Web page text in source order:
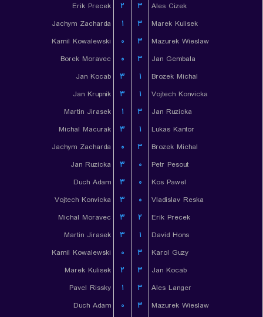
Erik Precek
۲ ۳
Ales Cizek
Jachym Zacharda
۱ ۳
Marek Kulisek
Kamil Kowalewski
۰ ۳
Mazurek Wieslaw
Borek Moravec
۰ ۳
Jan Gembala
Jan Kocab
۳ ۱
Brozek Michal
Jan Krupnik
۳ ۱
Vojtech Konvicka
Martin Jirasek
۱ ۳
Jan Ruzicka
Michal Macurak
۳ ۱
Lukas Kantor
Jachym Zacharda
۰ ۳
Brozek Michal
Jan Ruzicka
۳ ۰
Petr Pesout
Duch Adam
۳ ۰
Kos Pawel
Vojtech Konvicka
۳ ۰
Vladislav Reska
Michal Moravec
۳ ۲
Erik Precek
Martin Jirasek
۳ ۱
David Hons
Kamil Kowalewski
۰ ۳
Karol Guzy
Marek Kulisek
۲ ۳
Jan Kocab
Pavel Rissky
۱ ۳
Ales Langer
Duch Adam
۰ ۳
Mazurek Wieslaw